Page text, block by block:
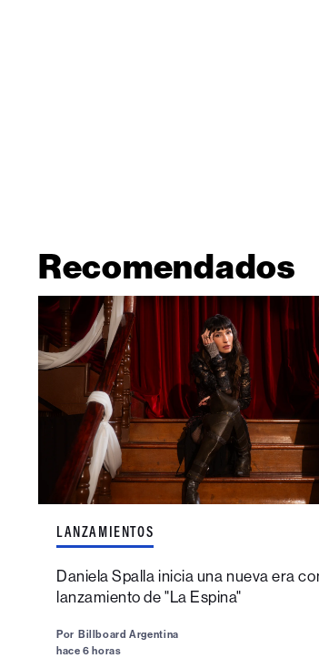
Recomendados
LANZAMIENTOS
Daniela Spalla inicia una nueva era
lanzamiento de "La Espina"
Por Billboard Argentina
hace 6 horas